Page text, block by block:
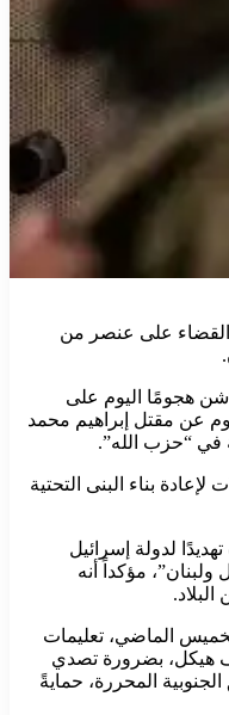
القضاء على عنصر من
هجومًا اليوم على
عن مقتل إبراهيم محمد
“حزب الله”.
بناء البنى التحتية
لدولة إسرائيل
مؤكداً أنه
الماضي، تعليمات
هيكل، بضرورة تصدي
المحررة، حمايةً